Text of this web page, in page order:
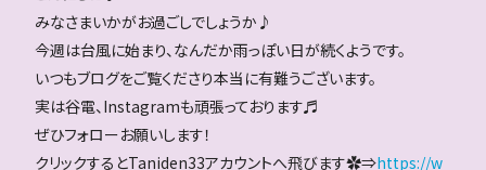
みなさまいかがお過ごしでしょうか♪
今週は台風に始まり、なんだか雨っぽい日が続くようです。
いつもブログをご覧くださり本当に有難うございます。
実は谷電、Instagramも頑張っております♬
ぜひフォローお願いします！
クリックするとTaniden33アカウントへ飛びます✿⇒https://w